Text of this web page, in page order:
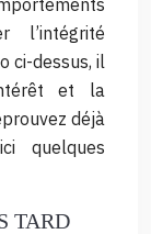
l’intégrité
ci-dessus, il
et la
déjà
quelques
TARD